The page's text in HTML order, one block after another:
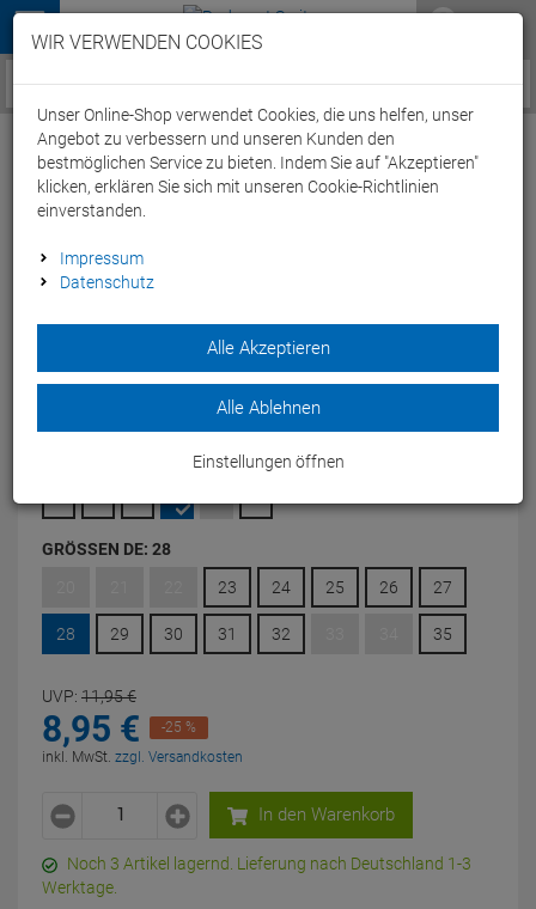
Menü
Service / Hilfe
Beco Surf- und Badeschuhe kids - 28
marine
Der BBeco Surf- und Badeschuhe kids aus Neopren ist ideal
für Wassersport für Kinder.
GRÖSSEN DE: 28
23 24 25 26 27
28 29 30 31 32 35
UVP: 11,95€
8,95 €
-25 %
inkl. MwSt. zzgl. Versandkosten
In den Warenkorb
Noch 3 Artikel lagernd. Lieferung nach Deutschland 1-3
Werktage.
WIR VERWENDEN COOKIES
Unser Online-Shop verwendet Cookies, die uns helfen, unser
Angebot zu verbessern und unseren Kunden den
bestmöglichen Service zu bieten. Indem Sie auf "Akzeptieren"
klicken, erklären Sie sich mit unseren Cookie-Richtlinien
einverstanden.
Impressum
Datenschutz
Alle Akzeptieren
Alle Ablehnen
Einstellungen öffnen